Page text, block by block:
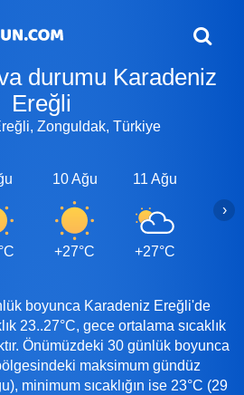
Ereğli
Zonguldak, Türkiye
10 Ağu
+27°C
11 Ağu
+27°C
›
boyunca Karadeniz Ereğli'de
23..27°C, gece ortalama sıcaklık
Önümüzdeki 30 günlük boyunca
maksimum gündüz
minimum sıcaklığın ise 23°C (29